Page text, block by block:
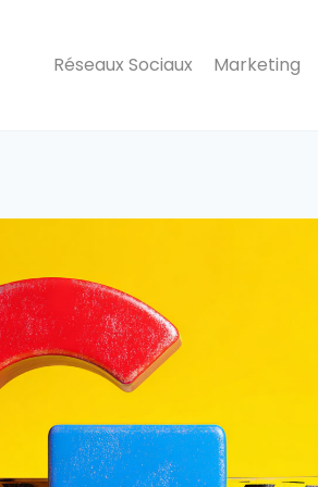
Réseaux Sociaux Marketing